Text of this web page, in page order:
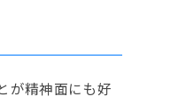
が精神面にも好